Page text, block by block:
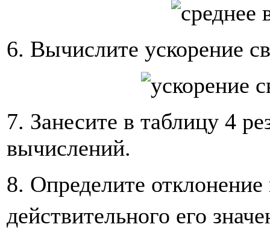
6. Вычислите ускорение
7. Занесите в таблицу 4
вычислений.
8. Определите
действительного его